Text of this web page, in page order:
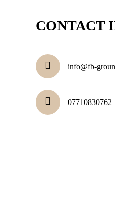
CONTACT
info@fb-
07710830762